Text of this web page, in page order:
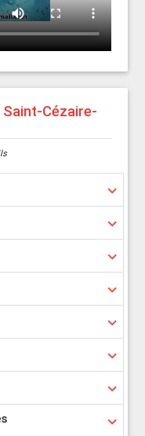
Cézaire-
keyboard_arrow_down
keyboard_arrow_down
keyboard_arrow_down
keyboard_arrow_down
keyboard_arrow_down
keyboard_arrow_down
keyboard_arrow_down
keyboard_arrow_down